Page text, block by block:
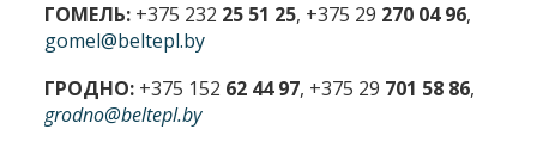
ГОМЕЛЬ: +375 232 25 51 25, +375 29 270 04 96,
gomel@beltepl.by
ГРОДНО: +375 152 62 44 97, +375 29 701 58 86,
grodno@beltepl.by